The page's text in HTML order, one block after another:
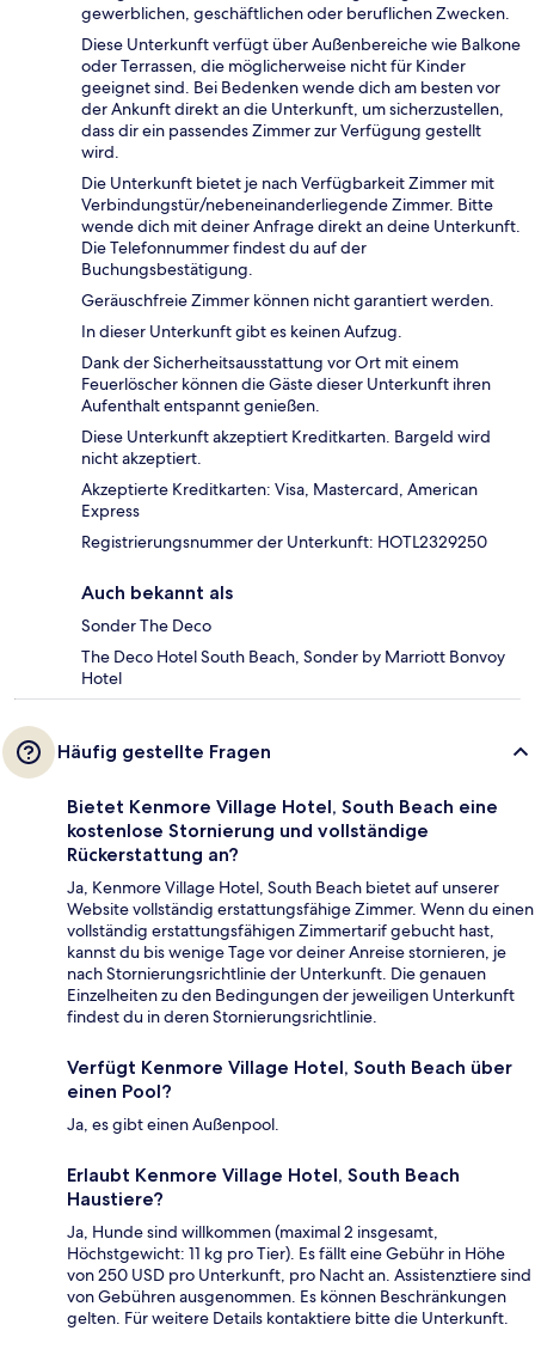
gewerblichen, geschäftlichen oder beruflichen Zwecken.
Diese Unterkunft verfügt über Außenbereiche wie Balkone
oder Terrassen, die möglicherweise nicht für Kinder
geeignet sind. Bei Bedenken wende dich am besten vor
der Ankunft direkt an die Unterkunft, um sicherzustellen,
dass dir ein passendes Zimmer zur Verfügung gestellt
wird.
Die Unterkunft bietet je nach Verfügbarkeit Zimmer mit
Verbindungstür/nebeneinanderliegende Zimmer. Bitte
wende dich mit deiner Anfrage direkt an deine Unterkunft.
Die Telefonnummer findest du auf der
Buchungsbestätigung.
Geräuschfreie Zimmer können nicht garantiert werden.
In dieser Unterkunft gibt es keinen Aufzug.
Dank der Sicherheitsausstattung vor Ort mit einem
Feuerlöscher können die Gäste dieser Unterkunft ihren
Aufenthalt entspannt genießen.
Diese Unterkunft akzeptiert Kreditkarten. Bargeld wird
nicht akzeptiert.
Akzeptierte Kreditkarten: Visa, Mastercard, American
Express
Registrierungsnummer der Unterkunft: HOTL2329250
Auch bekannt als
Sonder The Deco
The Deco Hotel South Beach, Sonder by Marriott Bonvoy
Hotel
Häufig gestellte Fragen
Bietet Kenmore Village Hotel, South Beach eine
kostenlose Stornierung und vollständige
Rückerstattung an?
Ja, Kenmore Village Hotel, South Beach bietet auf unserer
Website vollständig erstattungsfähige Zimmer. Wenn du einen
vollständig erstattungsfähigen Zimmertarif gebucht hast,
kannst du bis wenige Tage vor deiner Anreise stornieren, je
nach Stornierungsrichtlinie der Unterkunft. Die genauen
Einzelheiten zu den Bedingungen der jeweiligen Unterkunft
findest du in deren Stornierungsrichtlinie.
Verfügt Kenmore Village Hotel, South Beach über
einen Pool?
Ja, es gibt einen Außenpool.
Erlaubt Kenmore Village Hotel, South Beach
Haustiere?
Ja, Hunde sind willkommen (maximal 2 insgesamt,
Höchstgewicht: 11 kg pro Tier). Es fällt eine Gebühr in Höhe
von 250 USD pro Unterkunft, pro Nacht an. Assistenztiere sind
von Gebühren ausgenommen. Es können Beschränkungen
gelten. Für weitere Details kontaktiere bitte die Unterkunft.